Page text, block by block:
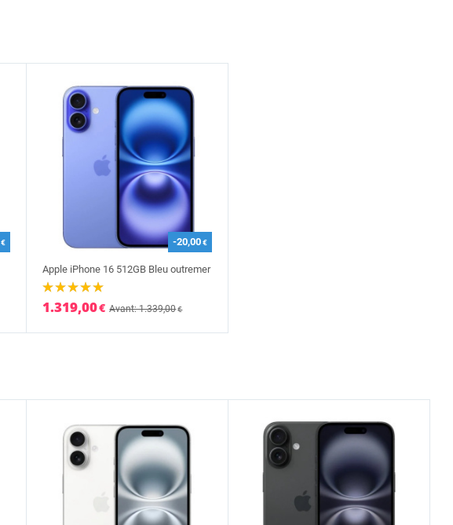
€ -20,00€
Apple iPhone 16 512GB Bleu outremer
1.319,00€ Avant: 1.339,00€